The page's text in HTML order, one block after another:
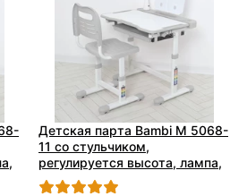
Детская парта Bambi M 5068-
11 со стульчиком,
регулируется высота, лампа,
серая